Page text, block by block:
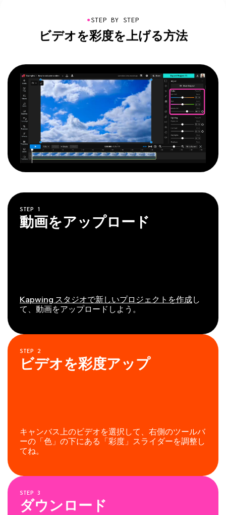
●STEP BY STEP
ビデオを彩度を上げる方法
STEP 1
動画をアップロード
Kapwing スタジオで新しいプロジェクトを作成し
て、動画をアップロードしよう。
STEP 2
ビデオを彩度アップ
キャンバス上のビデオを選択して、右側のツールバ
ーの「色」の下にある「彩度」スライダーを調整し
てね。
STEP 3
ダウンロード